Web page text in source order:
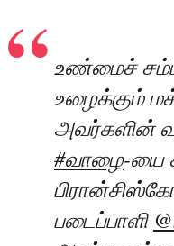
உண்மைச்
உழைக்கும்
அவர்களின்
#வாழை-யை
படைப்பாளி